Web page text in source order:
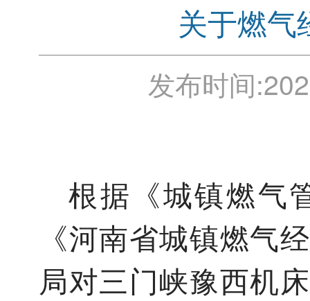
关于燃气
发布时间:
根据《城镇燃气
《河南省城镇燃气
局对三门峡豫西机